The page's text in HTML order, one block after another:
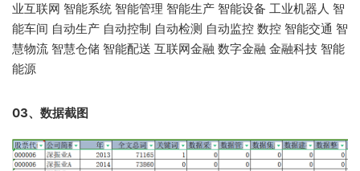
业互联网 智能系统 智能管理 智能生产 智能设备 工业机器人 智
能车间 自动生产 自动控制 自动检测 自动监控 数控 智能交通 智
慧物流 智慧仓储 智能配送 互联网金融 数字金融 金融科技 智能
能源
03、数据截图